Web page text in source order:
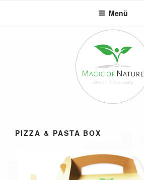
Menü
PIZZA & PASTA BOX